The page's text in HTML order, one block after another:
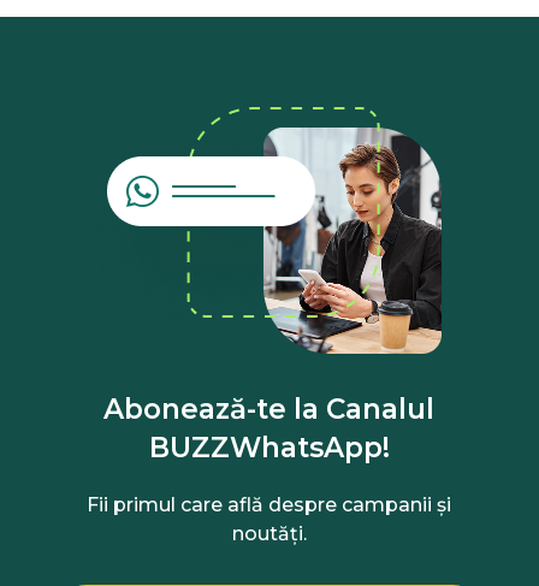
Abonează-te la Canalul
BUZZWhatsApp!
Fii primul care află despre campanii și
noutăți.